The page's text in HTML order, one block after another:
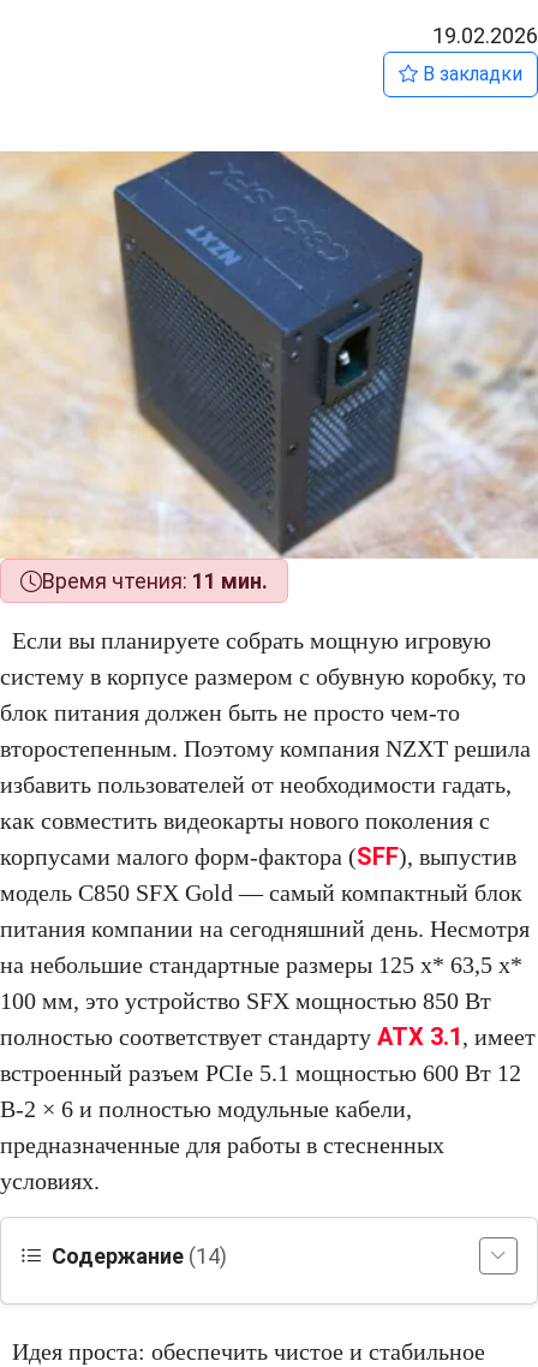
19.02.2026
В закладки
Время чтения: 11 мин.
Если вы планируете собрать мощную игровую
систему в корпусе размером с обувную коробку, то
блок питания должен быть не просто чем-то
второстепенным. Поэтому компания NZXT решила
избавить пользователей от необходимости гадать,
как совместить видеокарты нового поколения с
корпусами малого форм-фактора (SFF), выпустив
модель C850 SFX Gold — самый компактный блок
питания компании на сегодняшний день. Несмотря
на небольшие стандартные размеры 125 x* 63,5 x*
100 мм, это устройство SFX мощностью 850 Вт
полностью соответствует стандарту ATX 3.1, имеет
встроенный разъем PCIe 5.1 мощностью 600 Вт 12
В‑2 × 6 и полностью модульные кабели,
предназначенные для работы в стесненных
условиях.
Содержание (14)
Идея проста: обеспечить чистое и стабильное